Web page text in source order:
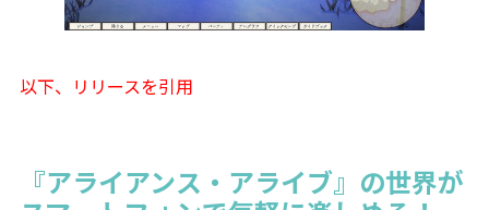
以下、リリースを引用
『アライアンス・アライブ』の世界が